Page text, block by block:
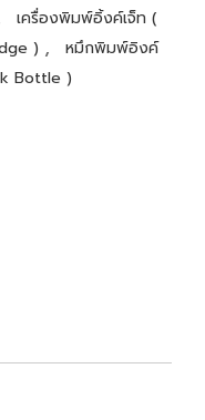
เครื่องพิมพ์อิ้งค์เจ็ท (
) ,
หมึกพิมพ์อิงค์
Bottle )